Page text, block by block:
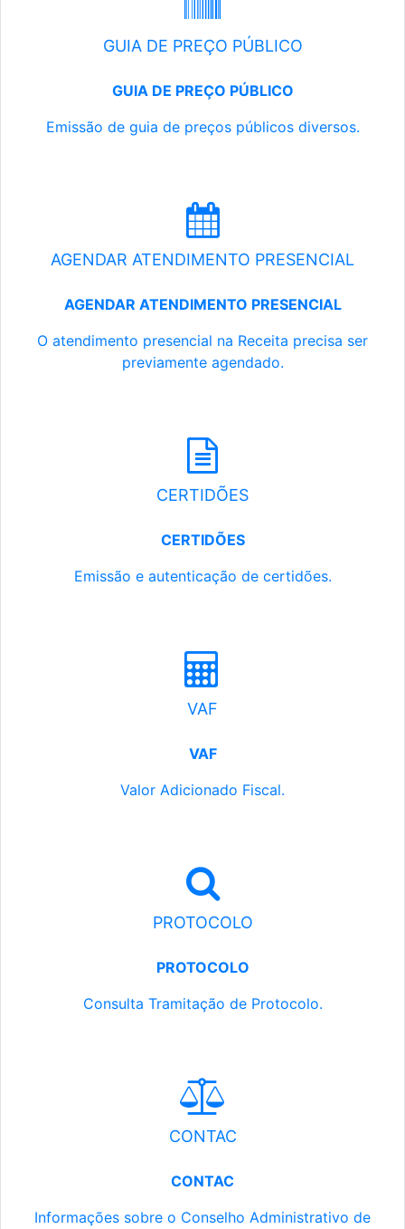
GUIA DE PREÇO PÚBLICO
GUIA DE PREÇO PÚBLICO
Emissão de guia de preços públicos diversos.
AGENDAR ATENDIMENTO PRESENCIAL
AGENDAR ATENDIMENTO PRESENCIAL
O atendimento presencial na Receita precisa ser
previamente agendado.
CERTIDÕES
CERTIDÕES
Emissão e autenticação de certidões.
VAF
VAF
Valor Adicionado Fiscal.
PROTOCOLO
PROTOCOLO
Consulta Tramitação de Protocolo.
CONTAC
CONTAC
Informações sobre o Conselho Administrativo de